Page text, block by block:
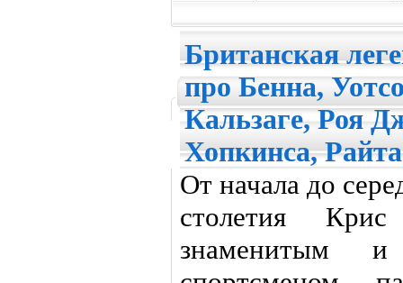
Британская
про Бенна,
Кальзаге, Роя
Хопкинса,
От начала до
столетия
знаменитым и